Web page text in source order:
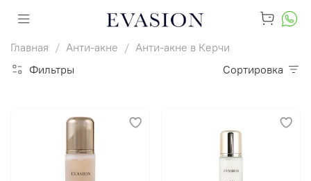
Главная Анти-акне
Анти-акне в Керчи
Фильтры
Сортировка